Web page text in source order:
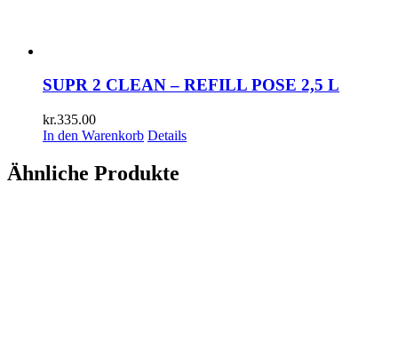
SUPR 2 CLEAN – REFILL POSE 2,5 L
kr.335.00
In den Warenkorb Details
Ähnliche Produkte